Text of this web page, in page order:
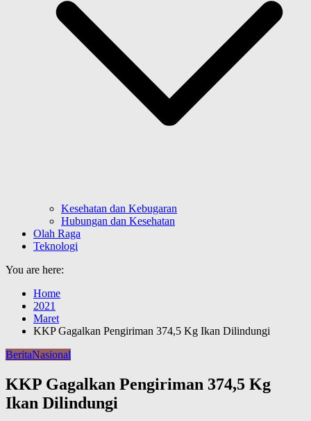
Kesehatan dan Kebugaran
Hubungan dan Kesehatan
Olah Raga
Teknologi
You are here:
Home
2021
Maret
KKP Gagalkan Pengiriman 374,5 Kg Ikan Dilindungi
BeritaNasional
KKP Gagalkan Pengiriman 374,5 Kg
Ikan Dilindungi